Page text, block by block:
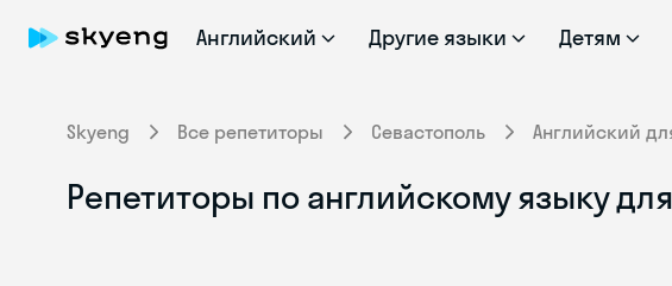
Английский Другие языки Детям
Skyeng Все репетиторы Севастополь Английский
Репетиторы по английскому языку